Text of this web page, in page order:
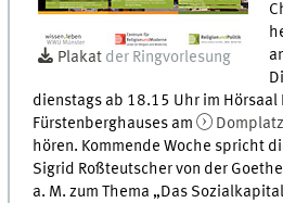
Plakat der Ringvorlesung
dienstags ab 18.15 Uhr im Hörsaal
Fürstenberghauses am
hören. Kommende Woche spricht
Sigrid Roßteutscher von der
a. M. zum Thema „Das